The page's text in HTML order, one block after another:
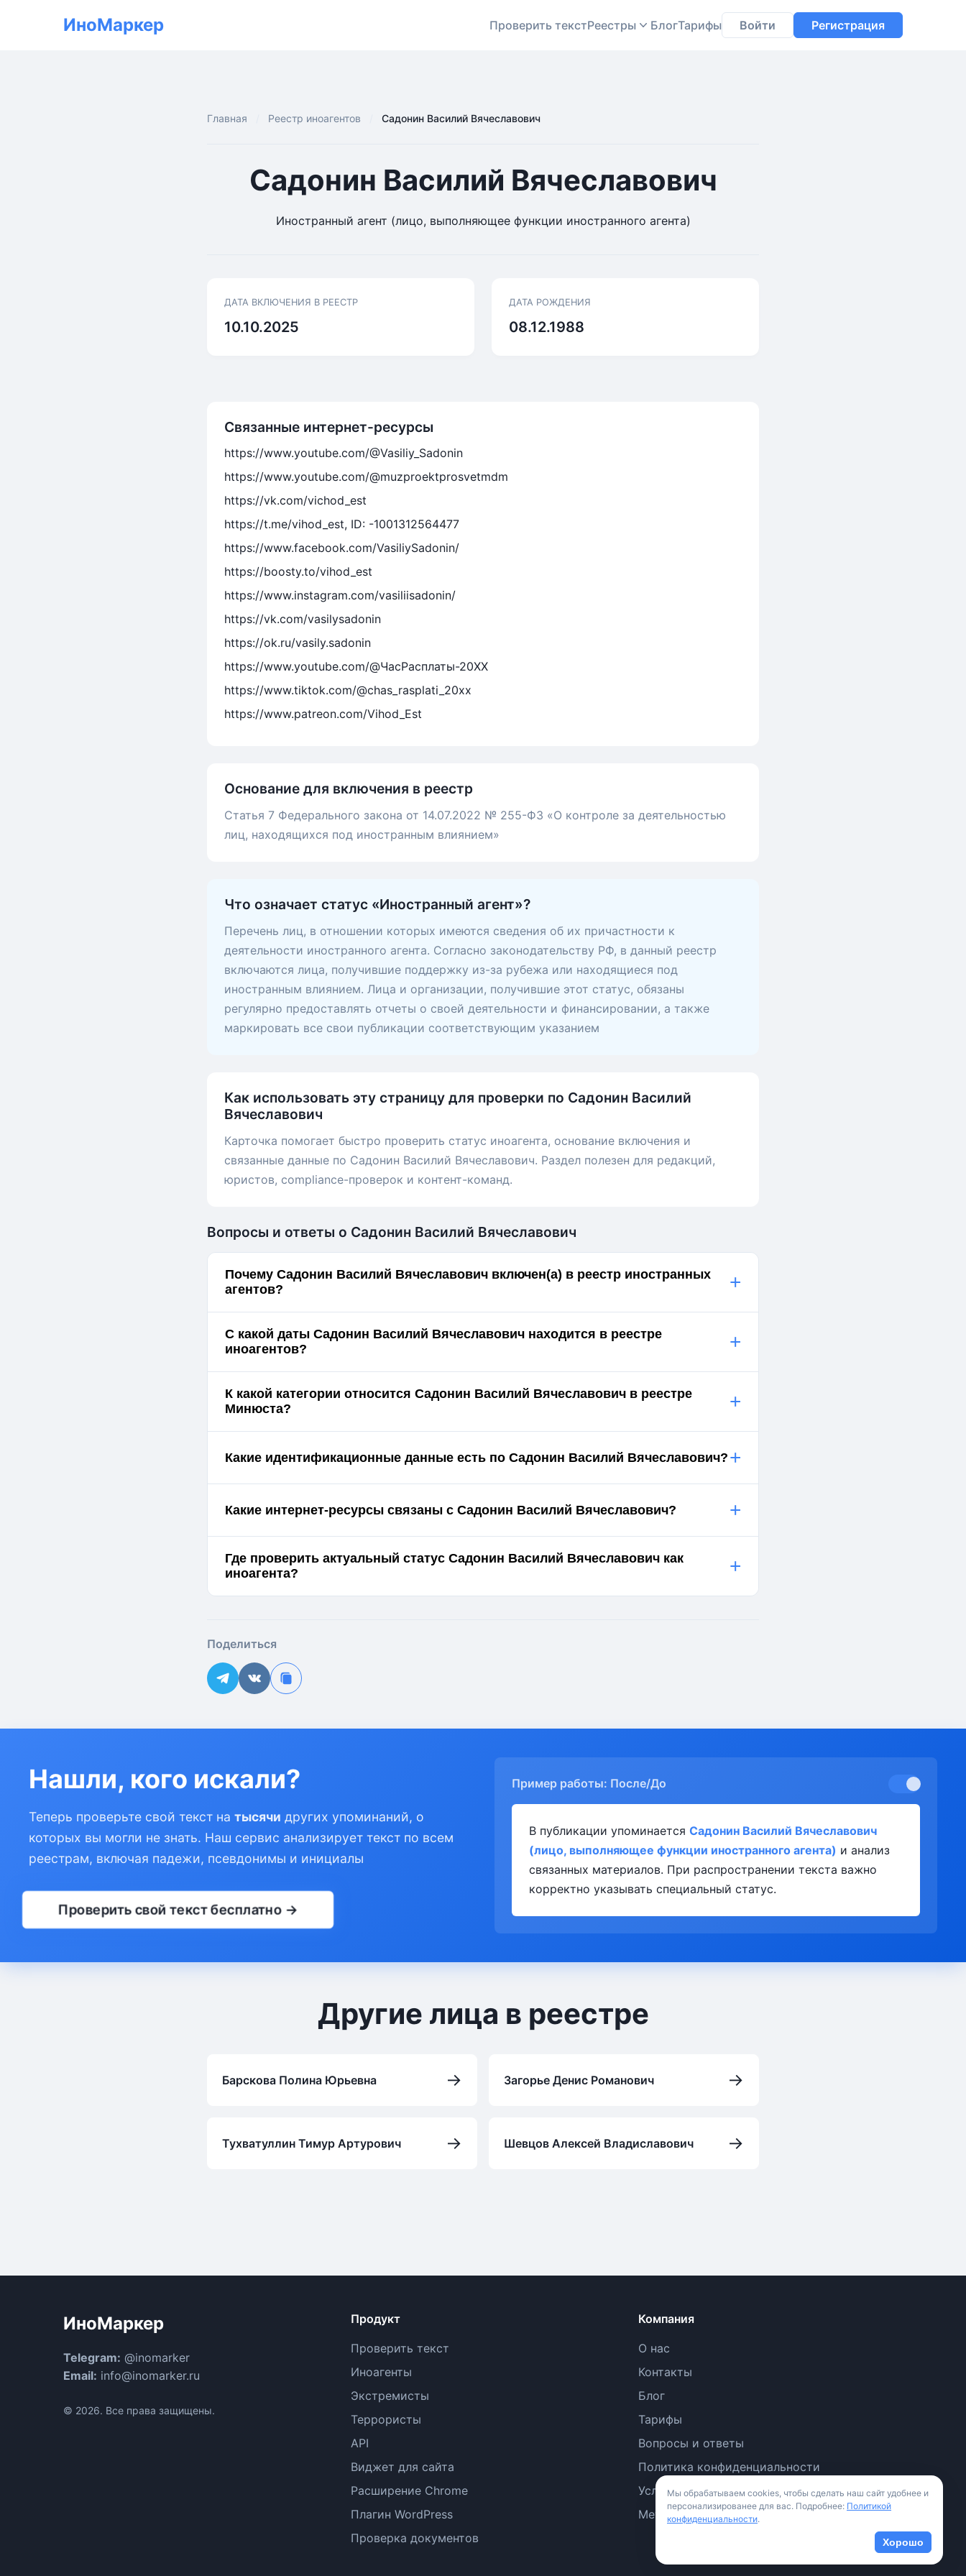
ИноМаркер Проверить текстРеестры БлогТарифы Войти Регистрация
Главная Реестр иноагентов Садонин Василий Вячеславович
Садонин Василий Вячеславович
Иностранный агент (лицо, выполняющее функции иностранного агента)
ДАТА ВКЛЮЧЕНИЯ В РЕЕСТР
10.10.2025
ДАТА РОЖДЕНИЯ
08.12.1988
Связанные интернет-ресурсы
https://www.youtube.com/@Vasiliy_Sadonin
https://www.youtube.com/@muzproektprosvetmdm
https://vk.com/vichod_est
https://t.me/vihod_est, ID: -1001312564477
https://www.facebook.com/VasiliySadonin/
https://boosty.to/vihod_est
https://www.instagram.com/vasiliisadonin/
https://vk.com/vasilysadonin
https://ok.ru/vasily.sadonin
https://www.youtube.com/@ЧасРасплаты-20ХХ
https://www.tiktok.com/@chas_rasplati_20xx
https://www.patreon.com/Vihod_Est
Основание для включения в реестр
Статья 7 Федерального закона от 14.07.2022 № 255-ФЗ «О контроле за деятельностью
лиц, находящихся под иностранным влиянием»
Что означает статус «Иностранный агент»?
Перечень лиц, в отношении которых имеются сведения об их причастности к
деятельности иностранного агента. Согласно законодательству РФ, в данный реестр
включаются лица, получившие поддержку из-за рубежа или находящиеся под
иностранным влиянием. Лица и организации, получившие этот статус, обязаны
регулярно предоставлять отчеты о своей деятельности и финансировании, а также
маркировать все свои публикации соответствующим указанием
Как использовать эту страницу для проверки по Садонин Василий
Вячеславович
Карточка помогает быстро проверить статус иноагента, основание включения и
связанные данные по Садонин Василий Вячеславович. Раздел полезен для редакций,
юристов, compliance-проверок и контент-команд.
Вопросы и ответы о Садонин Василий Вячеславович
Почему Садонин Василий Вячеславович включен(а) в реестр иностранных
агентов?
+
С какой даты Садонин Василий Вячеславович находится в реестре
иноагентов?
+
К какой категории относится Садонин Василий Вячеславович в реестре
Минюста?
+
Какие идентификационные данные есть по Садонин Василий Вячеславович? +
Какие интернет-ресурсы связаны с Садонин Василий Вячеславович? +
Где проверить актуальный статус Садонин Василий Вячеславович как
иноагента?
+
Поделиться
Нашли, кого искали?
Теперь проверьте свой текст на тысячи других упоминаний, о
которых вы могли не знать. Наш сервис анализирует текст по всем
реестрам, включая падежи, псевдонимы и инициалы
Проверить свой текст бесплатно →
Пример работы: После/До
В публикации упоминается Садонин Василий Вячеславович
(лицо, выполняющее функции иностранного агента) и анализ
связанных материалов. При распространении текста важно
корректно указывать специальный статус.
Другие лица в реестре
Барскова Полина Юрьевна → Загорье Денис Романович →
Тухватуллин Тимур Артурович → Шевцов Алексей Владиславович →
ИноМаркер
Telegram: @inomarker
Email: info@inomarker.ru
© 2026. Все права защищены.
Продукт
Проверить текст
Иноагенты
Экстремисты
Террористы
API
Виджет для сайта
Расширение Chrome
Плагин WordPress
Проверка документов
Компания
О нас
Контакты
Блог
Тарифы
Вопросы и ответы
Политика конфиденциальности
Условия использования
Методология
Мы обрабатываем cookies, чтобы сделать наш сайт удобнее и
персонализированее для вас. Подробнее: Политикой
конфиденциальности.
Хорошо